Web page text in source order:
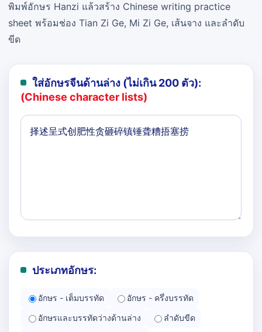
พิมพ์อักษร Hanzi แล้วสร้าง Chinese writing practice
sheet พร้อมช่อง Tian Zi Ge, Mi Zi Ge, เส้นจาง และลำดับ
ขีด
ใส่อักษรจีนด้านล่าง (ไม่เกิน 200 ตัว):
(Chinese character lists)
ประเภทอักษร:
อักษร - เต็มบรรทัด
อักษร - ครึ่งบรรทัด
อักษรและบรรทัดว่างด้านล่าง
ลำดับขีด